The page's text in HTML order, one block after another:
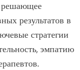
решающее
результатов в
стратегии
эмпатию